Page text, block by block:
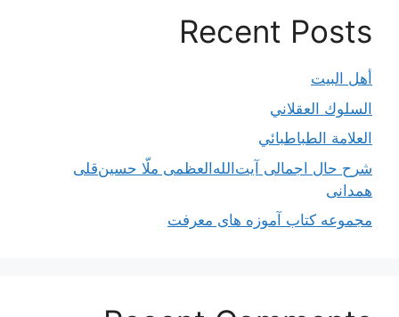
Recent Posts
أهل البيت
السلوك العقلاني
العلامة الطباطبائي
شرح حال اجمالی آیت‌الله‌العظمی ملّا حسین‌قلی
همدانی
مجموعه کتاب آموزه های معرفت